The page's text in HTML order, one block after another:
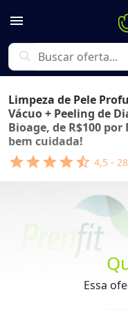
menu
search
Essa
Limpeza de Pele
Vácuo + Peeling de
Bioage, de R$100
bem cuidada!
starstarstarstarstar_half 4,5 -